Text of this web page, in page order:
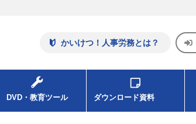
かいけつ！人事労務とは？
DVD・教育ツール ダウンロード資料